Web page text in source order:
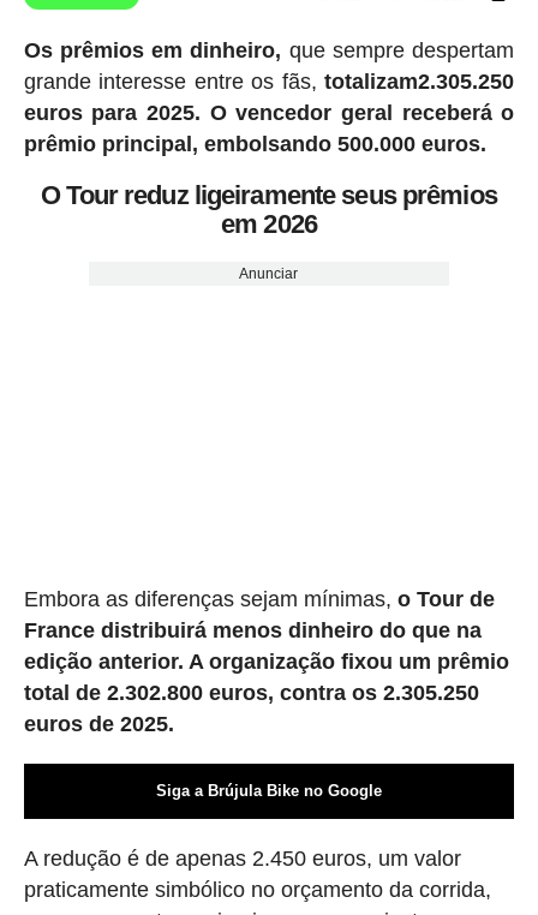
Os prêmios em dinheiro, que sempre despertam
grande interesse entre os fãs,totalizam2.305.250
euros para 2025. O vencedor geral receberá o
prêmio principal, embolsando 500.000 euros.
O Tour reduz ligeiramente seus prêmios
em 2026
Anunciar
Embora as diferenças sejam mínimas, o Tour de
France distribuirá menos dinheiro do que na
edição anterior. A organização fixou um prêmio
total de 2.302.800 euros, contra os 2.305.250
euros de 2025.
Siga a Brújula Bike no Google
A redução é de apenas 2.450 euros, um valor
praticamente simbólico no orçamento da corrida,